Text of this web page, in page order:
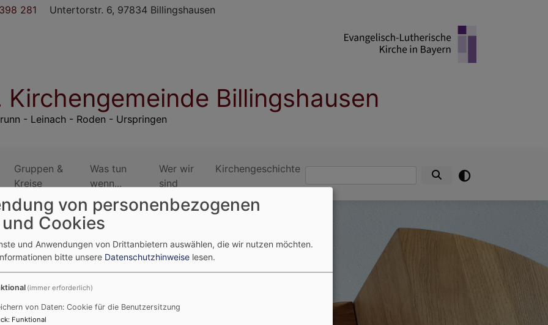
281 Untertorstr. 6, 97834 Billingshausen
Billingshausen
- Leinach - Roden - Urspringen
Gruppen &
Kreise
Was tun
wenn...
Wer wir
sind
KirchengeschichteSuche
von personenbezogenen
Cookies
und Anwendungen von Drittanbietern auswählen, die wir nutzen möchten.
bitte unsere Datenschutzhinweise lesen.
(immer erforderlich)
von Daten: Cookie für die Benutzersitzung
: Funktional